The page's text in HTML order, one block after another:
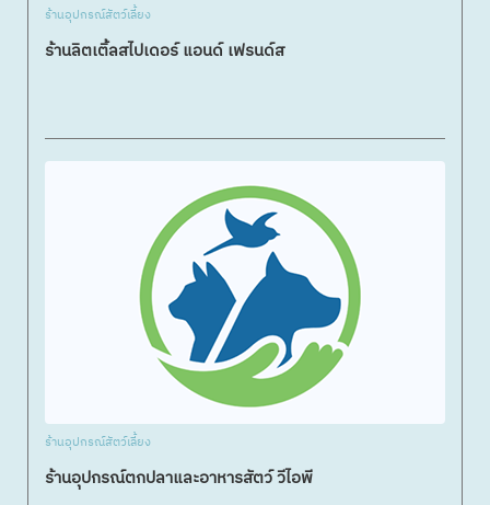
ร้านอุปกรณ์สัตว์เลี้ยง
ร้านลิตเติ้ลสไปเดอร์ แอนด์ เฟรนด์ส
ร้านอุปกรณ์สัตว์เลี้ยง
ร้านอุปกรณ์ตกปลาและอาหารสัตว์ วีไอพี